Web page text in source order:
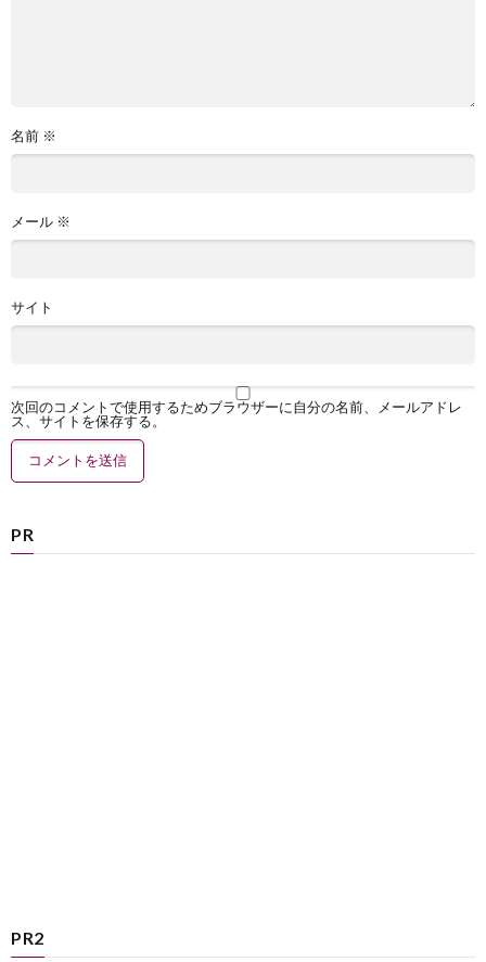
名前 ※
メール ※
サイト
次回のコメントで使用するためブラウザーに自分の名前、メールアドレ
ス、サイトを保存する。
PR
PR2